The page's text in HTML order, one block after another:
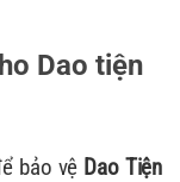
Dao tiện
bảo vệ Dao Tiện